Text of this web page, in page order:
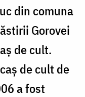
din comuna
Gorovei
de cult.
de cult de
a fost